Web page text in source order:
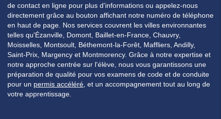
de contact en ligne pour plus d'informations ou appelez-nous
directement grâce au bouton affichant notre numéro de téléphone
en haut de page. Nos services couvrent les villes environnantes
telles qu'Ézanville, Domont, Baillet-en-France, Chauvry,
Moisselles, Montsoult, Béthemont-la-Forêt, Maffliers, Andilly,
Saint-Prix, Margency et Montmorency. Grâce à notre expertise et
notre approche centrée sur l'élève, nous vous garantissons une
préparation de qualité pour vos examens de code et de conduite
pour un permis accéléré, et un accompagnement tout au long de
votre apprentissage.